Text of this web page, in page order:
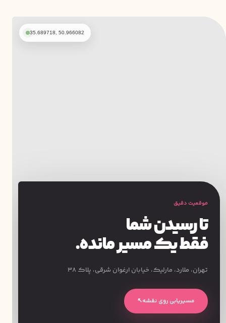
موقعیت دقیق
تا رسیدن شما
فقط یک مسیر مانده.
تهران، ملارد، مارلیک، خیابان ارغوان شرقی، پلاک ۳۸
مسیریابی روی نقشه↖
35.689718, 50.966082